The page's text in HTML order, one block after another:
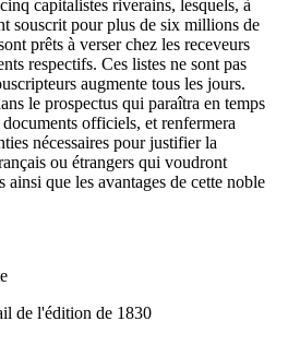
capitalistes riverains, lesquels, à
souscrit pour plus de six millions de
prêts à verser chez les receveurs
respectifs. Ces listes ne sont pas
augmente tous les jours.
le prospectus qui paraîtra en temps
officiels, et renfermera
nécessaires pour justifier la
ou étrangers qui voudront
ainsi que les avantages de cette noble
de l'édition de 1830